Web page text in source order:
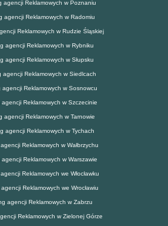
agencji Reklamowych w Poznaniu
agencji Reklamowych w Radomiu
Reklamowych w Rudzie Śląskiej
agencji Reklamowych w Rybniku
agencji Reklamowych w Słupsku
agencji Reklamowych w Siedlcach
agencji Reklamowych w Sosnowcu
agencji Reklamowych w Szczecinie
agencji Reklamowych w Tarnowie
agencji Reklamowych w Tychach
Reklamowych w Wałbrzychu
Reklamowych w Warszawie
Reklamowych we Włocławku
Reklamowych we Wrocławiu
agencji Reklamowych w Zabrzu
Reklamowych w Zielonej Górze